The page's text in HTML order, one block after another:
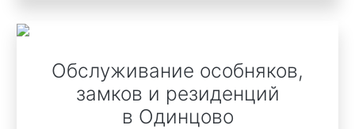
Обслуживание особняков,
замков и резиденций
в Одинцово